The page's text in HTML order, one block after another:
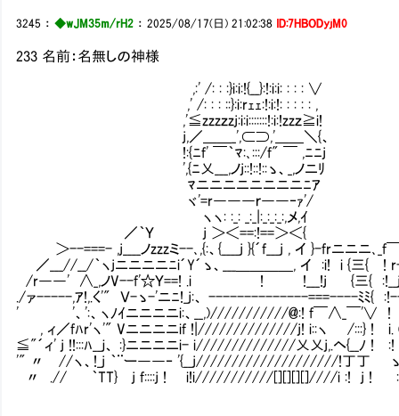
3245 ：◆wJM35m/rH2 ：2025/08/17(日) 21:02:38 ID:7HBODyjM0
233 名前：名無しの神様
,:' /: : :}i:i:!{__}:!:i:i: : : : ∨
,' /: : : ::}:i:rｪｪ:!:i:!: : : : : ,
,'≦zzzｚzj:i:i:::::::!:i:!zzｚ≧i!
j,／＿＿_',⊂⊃,'＿＿＼{、 神でも必
!:{ﾆf' ￣｀ﾏ:､:::/f" ￣ ,ﾆﾆj
',{ﾆ乂___,ノj::!::!::ゝ、_,ノニﾘ その上
ﾏニニニニニニニニﾆｱ いるのなら、
ヾ'=r―――ｒ――‐ｧ'/ という
ヽヽ: :_: _:_|:_:_:_:,メ,ｲ
／｀Ｙ j ＞＜==:!==＞＜{
＞--===- ,j____ノzzzミ--､,{:、{____j }{´f___j , イ }-frニニニ､_f￣
／___//__/｀ヽjニニニニﾆi´Y´ゝ、___＿＿＿＿, イ :i! i {三{ !
/r――' ∧_,ノV--f'☆Ｙ==! .i ! !___!j {三{
./ァ-----,ｱ!,.く'" Ｖ-ゝ-'ニﾆ!_j:、 --------------===----ﾐﾐ{
' '、':、ヽﾉｲニニニニi:、__,)///////////@:! f￣∧_￣'∨ !
, ィ／fﾊr'ヽ'" Vニニニニif !|//////////////j! i::ヽ /:::} ! i.
≦"´ィ' j !!:::ﾊ__ｊ、 :}ニニニニi- i//////////////乂乂j,.ヘ{__ﾉ !
'" 〃 //ヽ、!_j ｀¨ー――‐ '{__j////////////////////!丁丁 ゝ
〃 .// ｀TT} j f::::j ! i!i///////////[][][][]////i :! j ! :!